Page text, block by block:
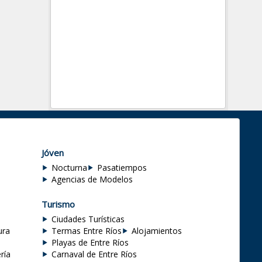
Jóven
Nocturna
Pasatiempos
Agencias de Modelos
Turismo
Ciudades Turísticas
Termas Entre Ríos
Alojamientos
Playas de Entre Ríos
Carnaval de Entre Ríos